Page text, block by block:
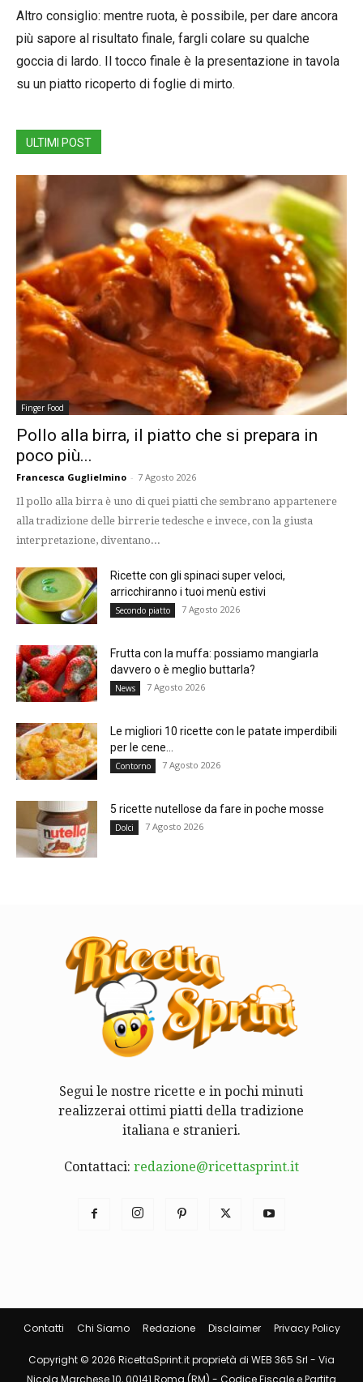
Altro consiglio: mentre ruota, è possibile, per dare ancora
più sapore al risultato finale, fargli colare su qualche
goccia di lardo. Il tocco finale è la presentazione in tavola
su un piatto ricoperto di foglie di mirto.
ULTIMI POST
Finger Food
Pollo alla birra, il piatto che si prepara in
poco più...
Francesca Guglielmino - 7 Agosto 2026
Il pollo alla birra è uno di quei piatti che sembrano appartenere
alla tradizione delle birrerie tedesche e invece, con la giusta
interpretazione, diventano...
Ricette con gli spinaci super veloci,
arricchiranno i tuoi menù estivi
Secondo piatto 7 Agosto 2026
Frutta con la muffa: possiamo mangiarla
davvero o è meglio buttarla?
News 7 Agosto 2026
Le migliori 10 ricette con le patate imperdibili
per le cene...
Contorno 7 Agosto 2026
5 ricette nutellose da fare in poche mosse
Dolci 7 Agosto 2026
Segui le nostre ricette e in pochi minuti
realizzerai ottimi piatti della tradizione
italiana e stranieri.
Contattaci: redazione@ricettasprint.it
Contatti Chi Siamo Redazione Disclaimer Privacy Policy
Copyright © 2026 RicettaSprint.it proprietà di WEB 365 Srl - Via